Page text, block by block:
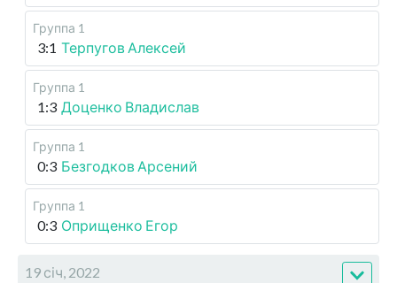
Группа 1
3:1 Терпугов Алексей
Группа 1
1:3 Доценко Владислав
Группа 1
0:3 Безгодков Арсений
Группа 1
0:3 Оприщенко Егор
19 січ, 2022